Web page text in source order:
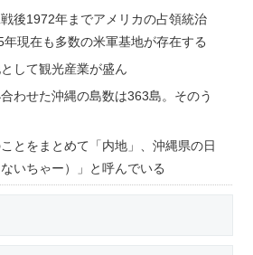
後1972年までアメリカの占領統治
現在も多数の米軍基地が存在する
して観光産業が盛ん
わせた沖縄の島数は363島。そのう
とをまとめて「内地」、沖縄県の日
いちゃー）」と呼んでいる